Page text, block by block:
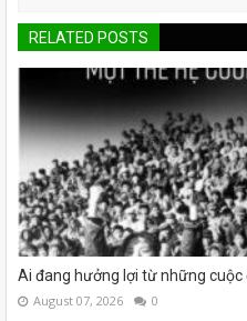
RELATED POSTS
Ai đang hưởng lợi từ những cuộc
August 07, 2026 0